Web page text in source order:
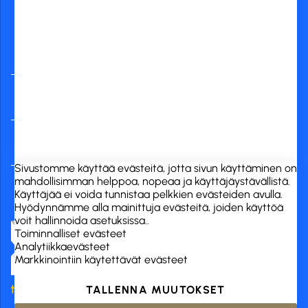
Sivustomme käyttää evästeitä, jotta sivun käyttäminen on
mahdollisimman helppoa, nopeaa ja käyttäjäystävällistä.
Käyttäjää ei voida tunnistaa pelkkien evästeiden avulla.
Hyödynnämme alla mainittuja evästeitä, joiden käyttöä
voit hallinnoida asetuksissa..
Toiminnalliset evästeet
Analytiikkaevästeet
Markkinointiin käytettävät evästeet
TALLENNA MUUTOKSET